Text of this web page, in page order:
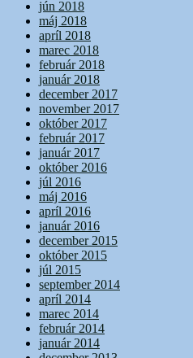
jún 2018
máj 2018
apríl 2018
marec 2018
február 2018
január 2018
december 2017
november 2017
október 2017
február 2017
január 2017
október 2016
júl 2016
máj 2016
apríl 2016
január 2016
december 2015
október 2015
júl 2015
september 2014
apríl 2014
marec 2014
február 2014
január 2014